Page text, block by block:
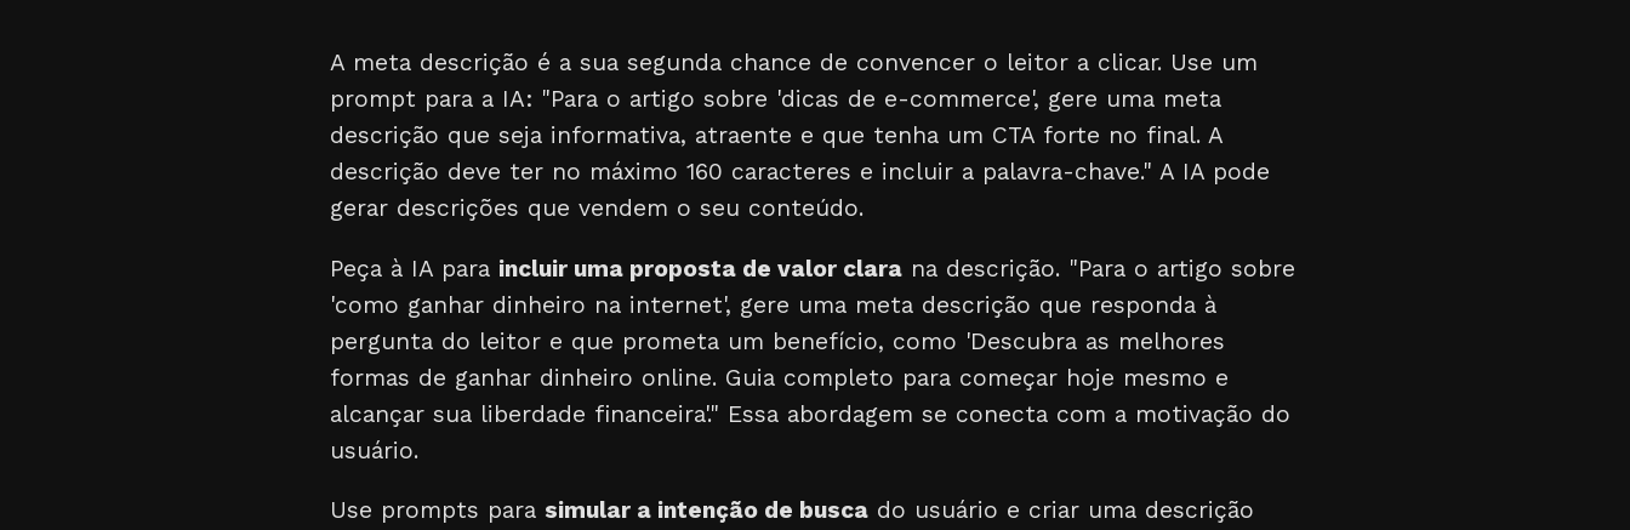
A meta descrição é a sua segunda chance de convencer o leitor a clicar. Use um
prompt para a IA: "Para o artigo sobre 'dicas de e-commerce', gere uma meta
descrição que seja informativa, atraente e que tenha um CTA forte no final. A
descrição deve ter no máximo 160 caracteres e incluir a palavra-chave." A IA pode
gerar descrições que vendem o seu conteúdo.
Peça à IA para incluir uma proposta de valor clara na descrição. "Para o artigo sobre
'como ganhar dinheiro na internet', gere uma meta descrição que responda à
pergunta do leitor e que prometa um benefício, como 'Descubra as melhores
formas de ganhar dinheiro online. Guia completo para começar hoje mesmo e
alcançar sua liberdade financeira'." Essa abordagem se conecta com a motivação do
usuário.
Use prompts para simular a intenção de busca do usuário e criar uma descrição